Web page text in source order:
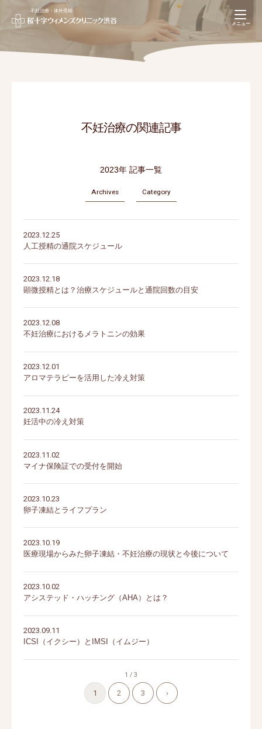
不妊治療・体外受精
メニュー
【不妊治療専用】
不妊治療の関連記事
2023年 記事一覧
Archives Category
2023.12.25
人工授精の通院スケジュール
2023.12.18
顕微授精とは？治療スケジュールと通院回数の目安
2023.12.08
不妊治療におけるメラトニンの効果
2023.12.01
アロマテラピーを活用した冷え対策
2023.11.24
妊活中の冷え対策
2023.11.02
マイナ保険証での受付を開始
2023.10.23
卵子凍結とライフプラン
2023.10.19
医療現場からみた卵子凍結・不妊治療の現状と今後について
2023.10.02
アシステッド・ハッチング（AHA）とは？
2023.09.11
ICSI（イクシー）とIMSI（イムジー）
1 / 3
1 2 3 ›